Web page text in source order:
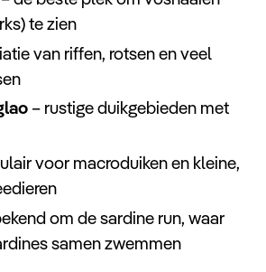
te zien
van riffen, rotsen en veel
– rustige duikgebieden met
voor macroduiken en kleine,
om de sardine run, waar
samen zwemmen